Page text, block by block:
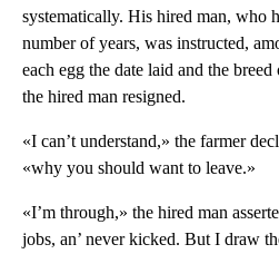
systematically. His hired man, who
number of years, was instructed,
each egg the date laid and the
the hired man resigned.
«I can’t understand,» the farmer
«why you should want to leave.»
«I’m through,» the hired man
jobs, an’ never kicked. But I draw